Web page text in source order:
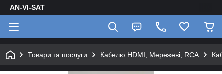
AN-VI-SAT
Товари та послуги Кабелю HDMI, Мережеві, RCA